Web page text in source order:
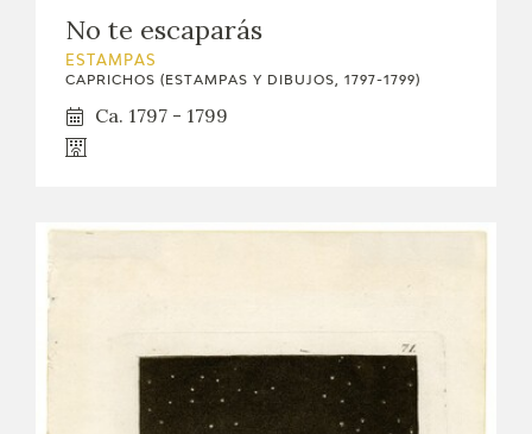
No te escaparás
ESTAMPAS
CAPRICHOS (ESTAMPAS Y DIBUJOS, 1797-1799)
Ca. 1797 - 1799